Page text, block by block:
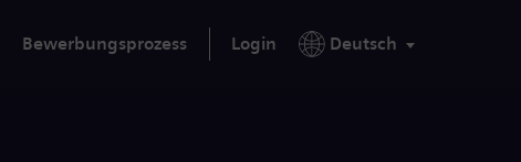
Bewerbungsprozess Login Deutsch